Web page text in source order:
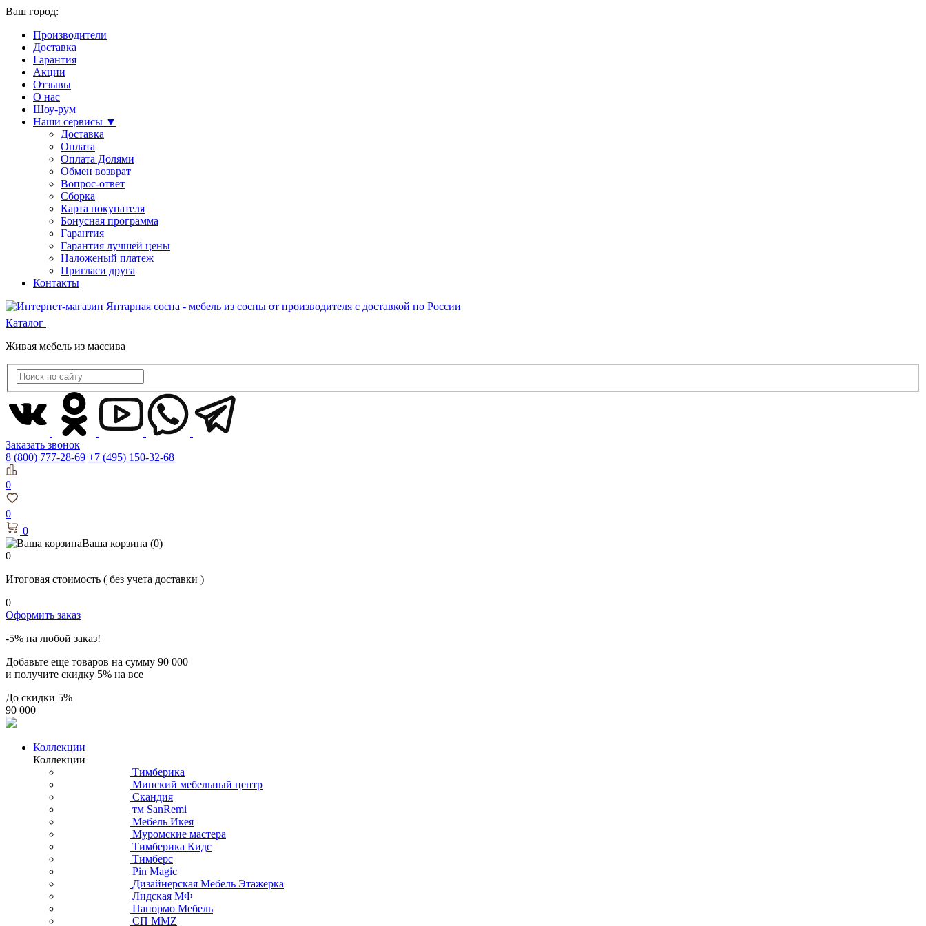
Ваш город:
Производители
Доставка
Гарантия
Акции
Отзывы
О нас
Шоу-рум
Наши сервисы ▼
Доставка
Оплата
Оплата Долями
Обмен возврат
Вопрос-ответ
Сборка
Карта покупателя
Бонусная программа
Гарантия
Гарантия лучшей цены
Наложеный платеж
Пригласи друга
Контакты
Каталог
Живая мебель из массива
Заказать звонок
8 (800) 777-28-69 +7 (495) 150-32-68
0
0
0
Ваша корзина (0)
0
Итоговая стоимость ( без учета доставки )
0
Оформить заказ
-5% на любой заказ!
Добавьте еще товаров на сумму 90 000
и получите скидку 5% на все
До скидки 5%
90 000
Коллекции
Коллекции
Тимберика
Минский мебельный центр
Скандия
тм SanRemi
Мебель Икея
Муромские мастера
Тимберика Кидс
Тимберс
Pin Magic
Дизайнерская Мебель Этажерка
Лидская МФ
Панормо Мебель
СП ММZ